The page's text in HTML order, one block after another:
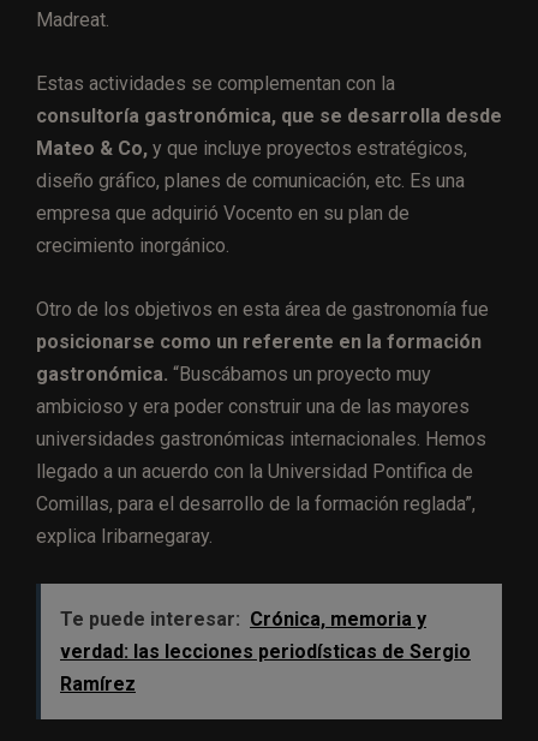
Madreat.
Estas actividades se complementan con la
consultoría gastronómica, que se desarrolla desde
Mateo & Co, y que incluye proyectos estratégicos,
diseño gráfico, planes de comunicación, etc. Es una
empresa que adquirió Vocento en su plan de
crecimiento inorgánico.
Otro de los objetivos en esta área de gastronomía fue
posicionarse como un referente en la formación
gastronómica. “Buscábamos un proyecto muy
ambicioso y era poder construir una de las mayores
universidades gastronómicas internacionales. Hemos
llegado a un acuerdo con la Universidad Pontifica de
Comillas, para el desarrollo de la formación reglada”,
explica Iribarnegaray.
Te puede interesar: Crónica, memoria y
verdad: las lecciones periodísticas de Sergio
Ramírez